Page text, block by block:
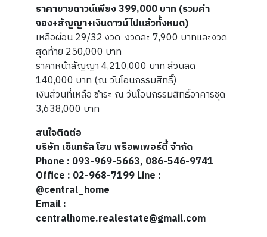
ราคาขายดาวน์เพียง 399,000บาท (รวมค่า
จอง+สัญญา+เงินดาวน์ไปแล้วทั้งหมด)
เหลือผ่อน 29/32 งวด งวดละ 7,900 บาทและงวด
สุดท้าย 250,000 บาท
ราคาหน้าสัญญา 4,210,000 บาท ส่วนลด
140,000 บาท (ณ วันโอนกรรมสิทธิ์)
เงินส่วนที่เหลือ ชำระ ณ วันโอนกรรมสิทธิ์อาคารชุด
3,638,000 บาท
สนใจติดต่อ
บริษัท เซ็นทรัล โฮม พร็อพเพอร์ตี้ จำกัด
Phone : 093-969-5663, 086-546-9741
Office : 02-968-7199 Line :
@central_home
Email :
centralhome.realestate@gmail.com